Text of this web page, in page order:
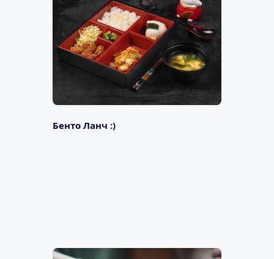
Бенто Ланч :)